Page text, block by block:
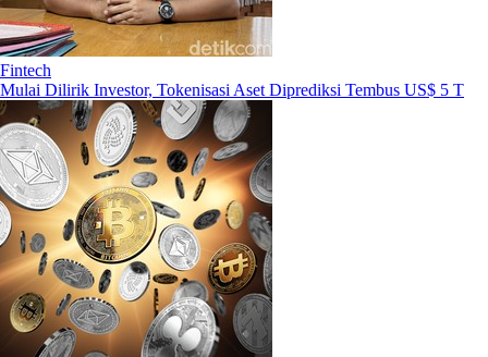
Fintech
Mulai Dilirik Investor, Tokenisasi Aset Diprediksi Tembus US$ 5 T